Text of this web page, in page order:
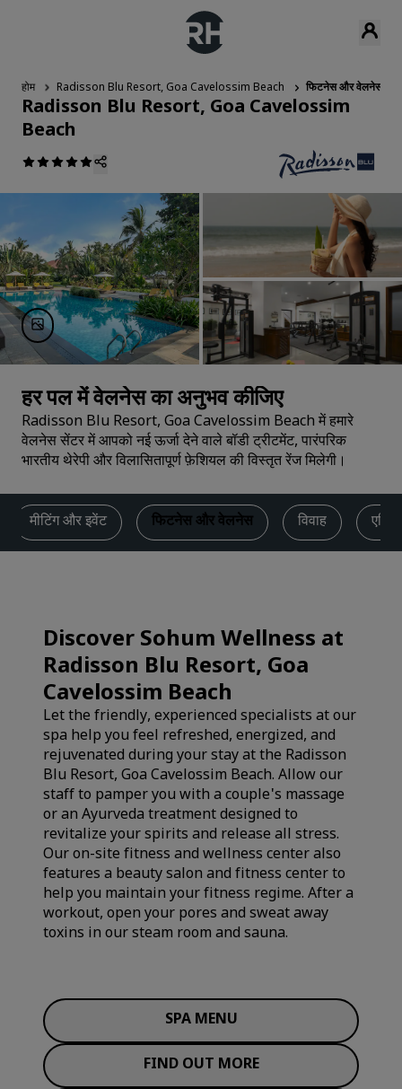
होम Radisson Blu Resort, Goa Cavelossim Beach फिटनेस और वेलनेस
Radisson Blu Resort, Goa Cavelossim
Beach
हर पल में वेलनेस का अनुभव कीजिए
Radisson Blu Resort, Goa Cavelossim Beach में हमारे
वेलनेस सेंटर में आपको नई ऊर्जा देने वाले बॉडी ट्रीटमेंट, पारंपरिक
भारतीय थेरेपी और विलासितापूर्ण फ़ेशियल की विस्तृत रेंज मिलेगी।
मीटिंग और इवेंट फिटनेस और वेलनेस विवाह
Discover Sohum Wellness at
Radisson Blu Resort, Goa
Cavelossim Beach
Let the friendly, experienced specialists at our
spa help you feel refreshed, energized, and
rejuvenated during your stay at the Radisson
Blu Resort, Goa Cavelossim Beach. Allow our
staff to pamper you with a couple's massage
or an Ayurveda treatment designed to
revitalize your spirits and release all stress.
Our on-site fitness and wellness center also
features a beauty salon and fitness center to
help you maintain your fitness regime. After a
workout, open your pores and sweat away
toxins in our steam room and sauna.
SPA MENU
FIND OUT MORE